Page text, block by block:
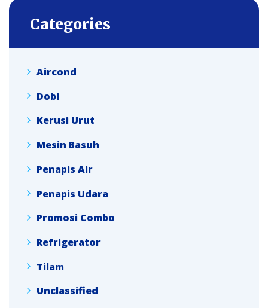
Categories
Aircond
Dobi
Kerusi Urut
Mesin Basuh
Penapis Air
Penapis Udara
Promosi Combo
Refrigerator
Tilam
Unclassified